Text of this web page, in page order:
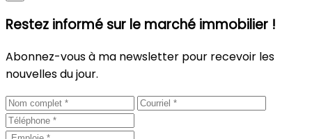
Restez informé sur le marché immobilier !
Abonnez-vous à ma newsletter pour recevoir les
nouvelles du jour.